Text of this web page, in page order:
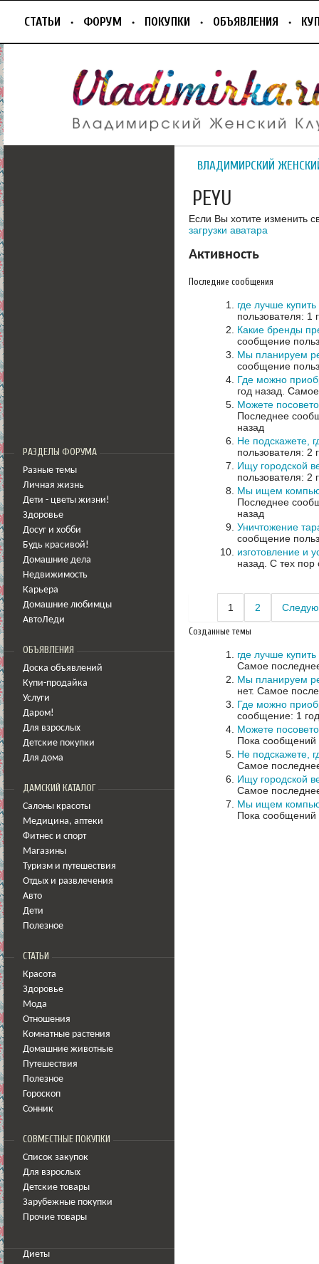
СТАТЬИ ФОРУМ ПОКУПКИ ОБЪЯВЛЕНИЯ
РАЗДЕЛЫ ФОРУМА
Разные темы
Личная жизнь
Дети - цветы жизни!
Здоровье
Досуг и хобби
Будь красивой!
Домашние дела
Недвижимость
Карьера
Домашние любимцы
АвтоЛеди
ОБЪЯВЛЕНИЯ
Доска объявлений
Купи-продайка
Услуги
Даром!
Для взрослых
Детские покупки
Для дома
ДАМСКИЙ КАТАЛОГ
Салоны красоты
Медицина, аптеки
Фитнес и спорт
Магазины
Туризм и путешествия
Отдых и развлечения
Авто
Дети
Полезное
СТАТЬИ
Красота
Здоровье
Мода
Отношения
Комнатные растения
Домашние животные
Путешествия
Полезное
Гороскоп
Сонник
СОВМЕСТНЫЕ ПОКУПКИ
Список закупок
Для взрослых
Детские товары
Зарубежные покупки
Прочие товары
Диеты
ВЛАДИМИРСКИЙ
PEYU
Если Вы хотите изменить
загрузки аватара
Активность
Последние сообщения
где лучше
пользователя: 1
Какие бренды
сообщение
Мы планируем
сообщение
Где можно
год назад. Самое
Можете
Последнее
назад
Не подскажете,
пользователя: 2
Ищу городской
пользователя: 2
Мы ищем
Последнее
назад
Уничтожение
сообщение
изготовление и
назад. С тех пор
1 2
Созданные темы
где лучше
Самое
Мы планируем
нет. Самое
Где можно
сообщение: 1
Можете
Пока сообщений
Не подскажете,
Самое
Ищу городской
Самое
Мы ищем
Пока сообщений